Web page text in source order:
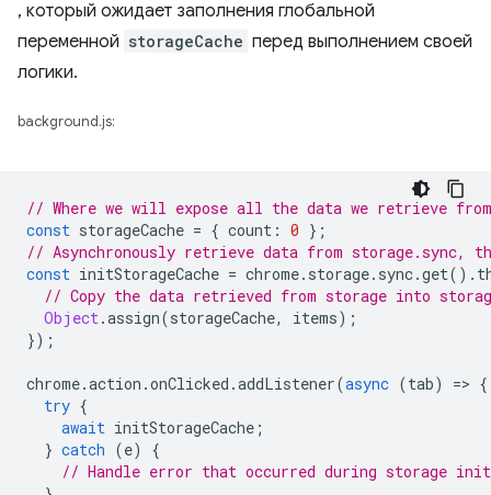
, который ожидает заполнения глобальной
переменной storageCache перед выполнением своей
логики.
background.js:
// Where we will expose all the data we retrieve
const storageCache = { count : 0 };
// Asynchronously retrieve data from storage.sync,
const initStorageCache = chrome. storage. sync.get().
// Copy the data retrieved from storage into
Object.assign(storageCache, items);
});
chrome.action .onClicked .addListener(async (tab) => {
try {
await initStorageCache ;
} catch (e)
{
// Handle error that occurred during storage